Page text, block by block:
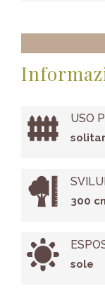
USO
300
sole